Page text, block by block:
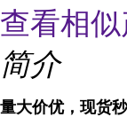
查看相
简介
量大价优，现货